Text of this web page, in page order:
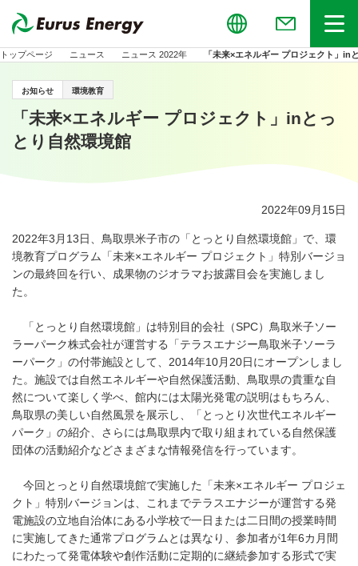
Globalお問い合わせメニュー
トップページ ニュース ニュース 2022年 「未来×エネルギー プロジェクト」in
お知らせ 環境教育
「未来×エネルギー プロジェクト」inとっ
とり自然環境館
2022年09月15日
2022年3月13日、鳥取県米子市の「とっとり自然環境館」で、環
境教育プログラム「未来×エネルギー プロジェクト」特別バージョ
ンの最終回を行い、成果物のジオラマお披露目会を実施しまし
た。
「とっとり自然環境館」は特別目的会社（SPC）鳥取米子ソー
ラーパーク株式会社が運営する「テラスエナジー鳥取米子ソーラ
ーパーク」の付帯施設として、2014年10月20日にオープンしまし
た。施設では自然エネルギーや自然保護活動、鳥取県の貴重な自
然について楽しく学べ、館内には太陽光発電の説明はもちろん、
鳥取県の美しい自然風景を展示し、「とっとり次世代エネルギー
パーク」の紹介、さらには鳥取県内で取り組まれている自然保護
団体の活動紹介などさまざまな情報発信を行っています。
今回とっとり自然環境館で実施した「未来×エネルギー プロジェ
クト」特別バージョンは、これまでテラスエナジーが運営する発
電施設の立地自治体にある小学校で一日または二日間の授業時間
に実施してきた通常プログラムとは異なり、参加者が1年6カ月間
にわたって発電体験や創作活動に定期的に継続参加する形式で実